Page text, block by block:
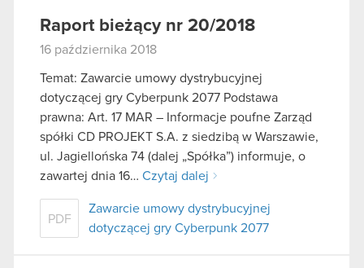
Raport bieżący nr 20/2018
16 października 2018
Temat: Zawarcie umowy dystrybucyjnej
dotyczącej gry Cyberpunk 2077 Podstawa
prawna: Art. 17 MAR – Informacje poufne Zarząd
spółki CD PROJEKT S.A. z siedzibą w Warszawie,
ul. Jagiellońska 74 (dalej „Spółka”) informuje, o
zawartej dnia 16… Czytaj dalej
PDF
Zawarcie umowy dystrybucyjnej
dotyczącej gry Cyberpunk 2077